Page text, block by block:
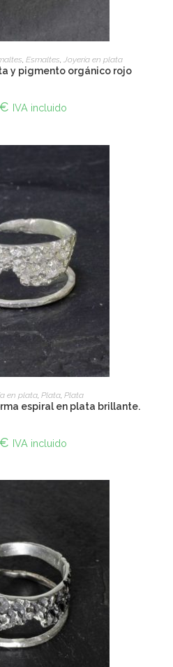
TO CART
, Esmaltes, Joyería en plata
y pigmento orgánico rojo
€ IVA incluido
TO CART
en plata Plata Plata
espiral en plata brillante.
€ IVA incluido